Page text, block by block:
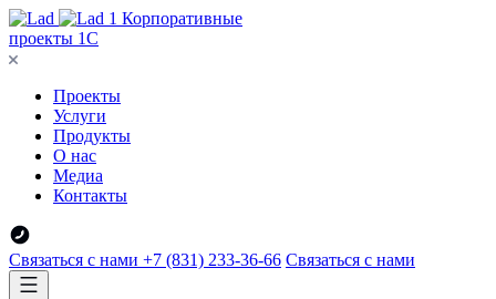
Корпоративные
проекты 1С
Проекты
Услуги
Продукты
О нас
Медиа
Контакты
Связаться с нами +7 (831) 233-36-66 Связаться с нами